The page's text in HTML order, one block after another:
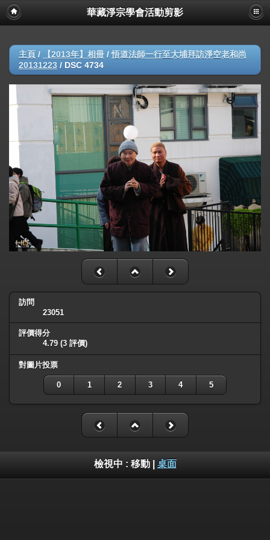
華藏淨宗學會活動剪影
主頁 / 【2013年】相冊 /悟道法師一行至大埔拜訪淨空老和尚
20131223 / DSC 4734
訪問
23051
評價得分
4.79 (3 評價)
對圖片投票
0 1 2 3 4 5
檢視中 : 移動| 桌面